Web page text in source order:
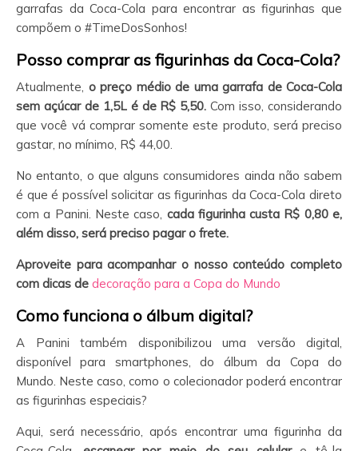
garrafas da Coca-Cola para encontrar as figurinhas que
compõem o #TimeDosSonhos!
Posso comprar as figurinhas da Coca-Cola?
Atualmente, o preço médio de uma garrafa de Coca-Cola
sem açúcar de 1,5L é de R$ 5,50.Com isso, considerando
que você vá comprar somente este produto, será preciso
gastar, no mínimo, R$ 44,00.
No entanto, o que alguns consumidores ainda não sabem
é que é possível solicitar as figurinhas da Coca-Cola direto
com a Panini. Neste caso, cada figurinha custa R$ 0,80 e,
além disso, será preciso pagar o frete.
Aproveite para acompanhar o nosso conteúdo completo
com dicas de decoração para a Copa do Mundo
Como funciona o álbum digital?
A Panini também disponibilizou uma versão digital,
disponível para smartphones, do álbum da Copa do
Mundo. Neste caso, como o colecionador poderá encontrar
as figurinhas especiais?
Aqui, será necessário, após encontrar uma figurinha da